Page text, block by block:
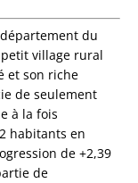
du
petit village rural
et son riche
de seulement
à la fois
habitants en
de +2,39
de